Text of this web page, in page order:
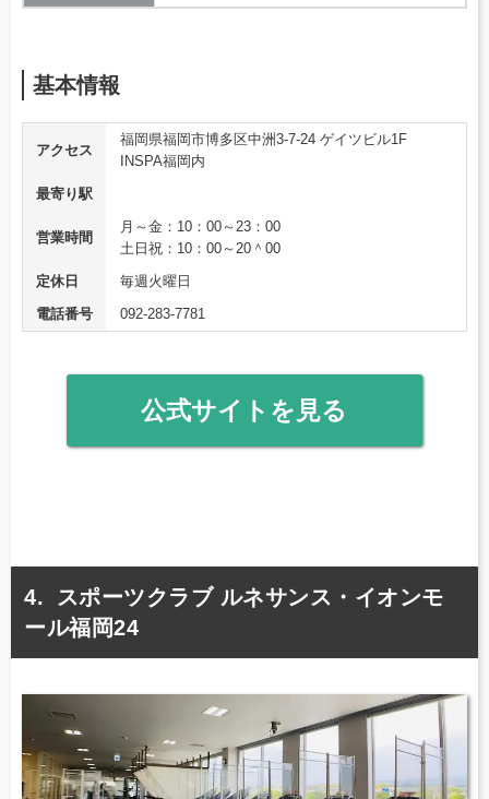
基本情報
アクセス
福岡県福岡市博多区中洲3-7-24 ゲイツビル1F
INSPA福岡内
最寄り駅
営業時間
月～金：10：00～23：00
土日祝：10：00～20＾00
定休日
毎週火曜日
電話番号
092-283-7781
公式サイトを見る
スポーツクラブ ルネサンス・イオンモ
ール福岡24